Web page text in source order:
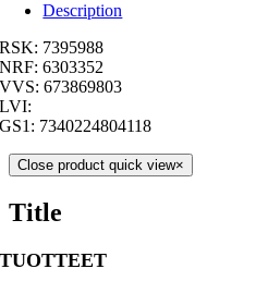
Description
RSK: 7395988
NRF: 6303352
VVS: 673869803
LVI:
GS1: 7340224804118
Close product quick view×
Title
TUOTTEET